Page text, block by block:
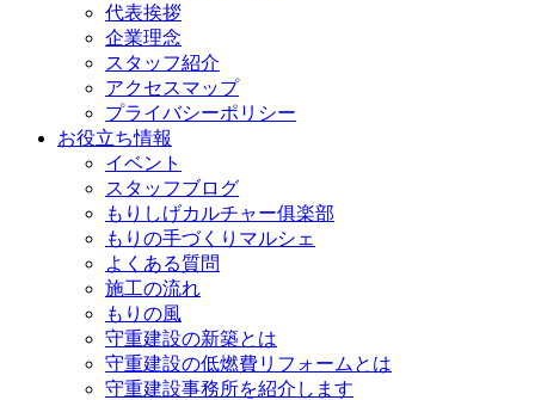
代表挨拶
企業理念
スタッフ紹介
アクセスマップ
プライバシーポリシー
お役立ち情報
イベント
スタッフブログ
もりしげカルチャー俱楽部
もりの手づくりマルシェ
よくある質問
施工の流れ
もりの風
守重建設の新築とは
守重建設の低燃費リフォームとは
守重建設事務所を紹介します